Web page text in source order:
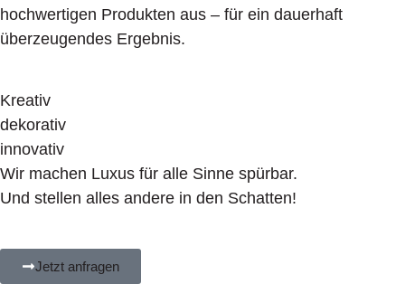
hochwertigen Produkten aus – für ein dauerhaft
überzeugendes Ergebnis.
Kreativ
dekorativ
innovativ
Wir machen Luxus für alle Sinne spürbar.
Und stellen alles andere in den Schatten!
Jetzt anfragen